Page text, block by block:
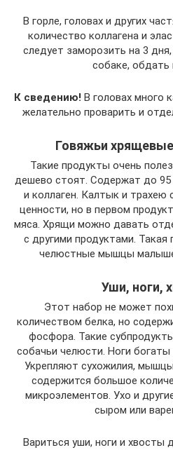
В горле, головах и других
количество коллагена и
следует заморозить на 3
собаке, обдать
К сведению! В головах много
желательно проварить и
Говяжьи
Такие продукты очень
дешево стоят. Содержат до 95
и коллаген. Калтык и
ценности, но в первом
мяса. Хрящи можно давать
с другими продуктами.
челюстные мышцы
Уши, ноги,
Этот набор не может
количеством белка, но
фосфора. Такие
собачьи челюсти. Ноги
Укрепляют сухожилия,
содержится большое
микроэлементов. Ухо и
сыром или
Вариться уши, ноги и хвосты